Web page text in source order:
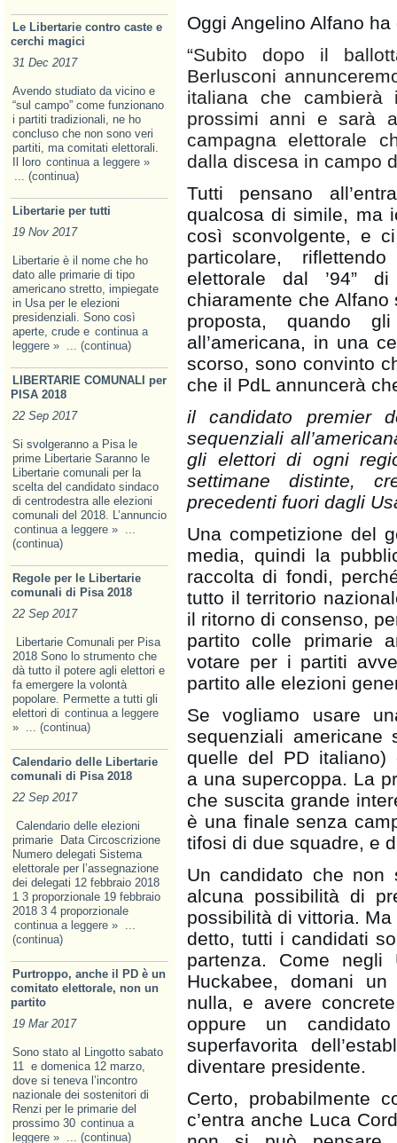
Le Libertarie contro caste e
cerchi magici
31 Dec 2017
Avendo studiato da vicino e
“sul campo” come funzionano
i partiti tradizionali, ne ho
concluso che non sono veri
partiti, ma comitati elettorali.
Il loro continua a leggere »
... (continua)
Libertarie per tutti
19 Nov 2017
Libertarie è il nome che ho
dato alle primarie di tipo
americano stretto, impiegate
in Usa per le elezioni
presidenziali. Sono così
aperte, crude e continua a
leggere » ... (continua)
LIBERTARIE COMUNALI per
PISA 2018
22 Sep 2017
Si svolgeranno a Pisa le
prime Libertarie Saranno le
Libertarie comunali per la
scelta del candidato sindaco
di centrodestra alle elezioni
comunali del 2018. L’annuncio
continua a leggere » ...
(continua)
Regole per le Libertarie
comunali di Pisa 2018
22 Sep 2017
Libertarie Comunali per Pisa
2018 Sono lo strumento che
dà tutto il potere agli elettori e
fa emer­gere la volontà
popolare. Permette a tutti gli
elettori di continua a leggere
» ... (continua)
Calendario delle Libertarie
comunali di Pisa 2018
22 Sep 2017
Calendario delle elezioni
primarie Data Circoscrizione
Numero delegati Sistema
elettorale per l’assegnazione
dei delegati 12 febbraio 2018
1 3 proporzionale 19 febbraio
2018 3 4 proporzionale
continua a leggere » ...
(continua)
Purtroppo, anche il PD è un
comitato elettorale, non un
partito
19 Mar 2017
Sono stato al Lingotto sabato
11 e domenica 12 marzo,
dove si teneva l’incontro
nazionale dei sostenitori di
Renzi per le primarie del
prossimo 30 continua a
leggere » ... (continua)
Oggi Angelino Alfano
“Subito dopo il
Berlusconi
italiana che
prossimi anni e sarà
campagna elettorale
dalla discesa in campo
Tutti pensano
qualcosa di simile, ma
così sconvolgente, e
particolare,
elettorale dal ’94”
chiaramente che
proposta, quando
all’americana, in una
scorso, sono convinto
che il PdL annuncerà
il candidato premier
sequenziali
gli elettori di ogni
settimane distinte,
precedenti fuori dagli
Una competizione del
media, quindi la
raccolta di fondi,
tutto il territorio
il ritorno di consenso,
partito colle primarie
votare per i partiti
partito alle elezioni
Se vogliamo usare
sequenziali americane
quelle del PD italiano)
a una supercoppa. La
che suscita grande
è una finale senza
tifosi di due squadre, e
Un candidato che
alcuna possibilità di
possibilità di vittoria.
detto, tutti i candidati
partenza. Come
Huckabee, domani
nulla, e avere
oppure un
superfavorita
diventare presidente.
Certo, probabilmente
c’entra anche Luca